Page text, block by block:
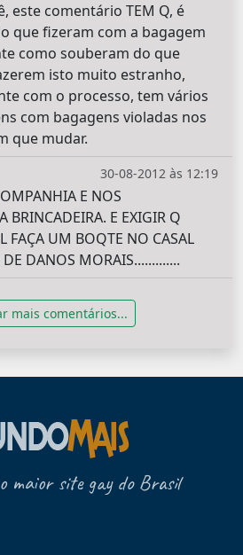
este comentário TEM Q, é
que fizeram com a bagagem
como souberam do que
isto muito estranho,
com o processo, tem vários
com bagagens violadas nos
que mudar.
30-08-2012 às 12:19
E NOS
BRINCADEIRA. E EXIGIR Q
FAÇA UM BOQTE NO CASAL
DANOS MORAIS.............
mais comentários...
maior site gay do Brasil